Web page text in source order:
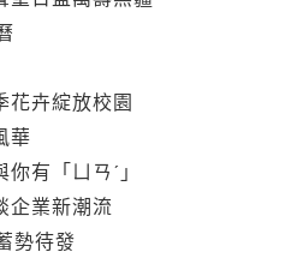
日盛萬壽無疆
卉綻放校園
華
有「ㄩㄢˊ」
業新潮流